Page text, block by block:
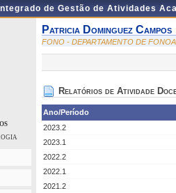
de Gestão de Atividades
Patricia Dominguez Campos
FONO - DEPARTAMENTO DE
Relatórios de Atividade
Ano/Período
2023.2
2023.1
2022.2
2022.1
2021.2